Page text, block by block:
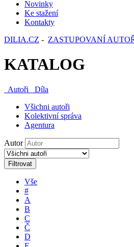
Novinky
Ke stažení
Kontakty
DILIA.CZ - ZASTUPOVANÍ
KATALOG
Autoři
Díla
Všichni autoři
Kolektivní správa
Agentura
Autor
Filtrovat
Vše
#
A
B
C
Č
D